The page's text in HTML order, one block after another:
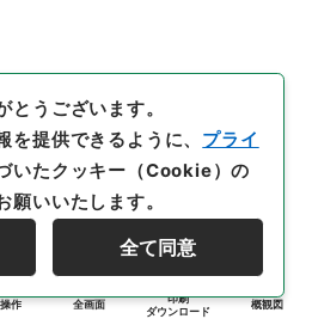
作 全画面
印刷
ダウンロード
概観図
とうございます。
を提供できるように、 プライ
いたクッキー（Cookie）の
願いいたします。
全て同意